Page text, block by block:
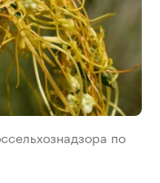
по